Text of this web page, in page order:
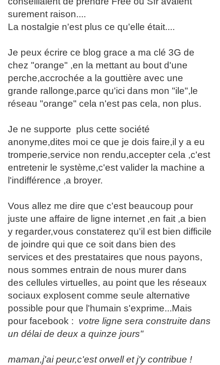
surement raison....
La nostalgie n'est plus ce qu'elle était....
Je peux écrire ce blog grace a ma clé 3G de
chez "orange" ,en la mettant au bout d'une
perche,accrochée a la gouttière avec une
grande rallonge,parce qu'ici dans mon "ile",le
réseau "orange" cela n'est pas cela, non plus.
Je ne supporte plus cette société
anonyme,dites moi ce que je dois faire,il y a eu
tromperie,service non rendu,accepter cela ,c'est
entretenir le système,c'est valider la machine a
l'indifférence ,a broyer.
Vous allez me dire que c'est beaucoup pour
juste une affaire de ligne internet ,en fait ,a bien
y regarder,vous constaterez qu'il est bien difficile
de joindre qui que ce soit dans bien des
services et des prestataires que nous payons,
nous sommes entrain de nous murer dans
des cellules virtuelles, au point que les réseaux
sociaux explosent comme seule alternative
possible pour que l'humain s'exprime...Mais
pour facebook : votre ligne sera construite dans
un délai de deux a quinze jours"
maman,j'ai peur,c'est orwell et j'y contribue !